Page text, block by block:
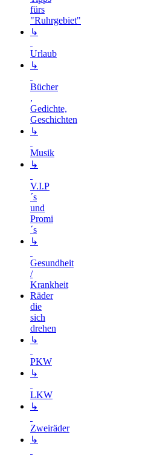
fürs
"Ruhrgebiet"
↳
Urlaub
↳
Bücher
,
Gedichte,
Geschichten
↳
Musik
↳
V.I.P
´s
und
Promi
´s
↳
Gesundheit
/
Krankheit
Räder
die
sich
drehen
↳
PKW
↳
LKW
↳
Zweiräder
↳